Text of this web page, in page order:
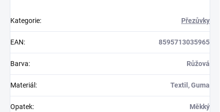
Kategorie: Přezůvky
EAN: 8595713035965
Barva: Růžová
Materiál : Textil, Guma
Opatek: Měkký